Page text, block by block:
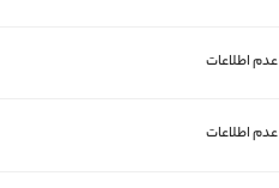
عدم اطلاعات
عدم اطلاعات